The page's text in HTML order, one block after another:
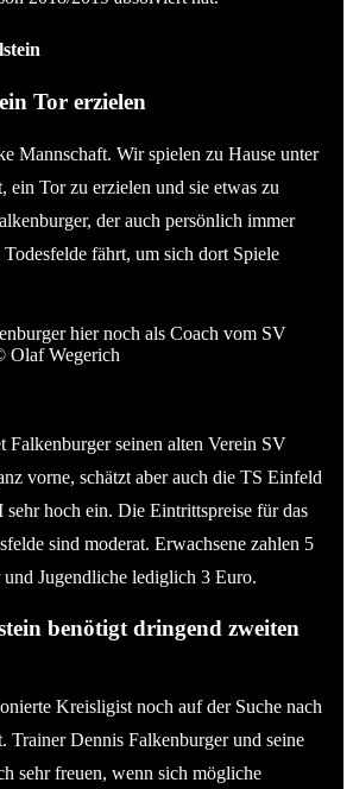
Tor erzielen
Mannschaft. Wir spielen zu Hause unter
Tor zu erzielen und sie etwas zu
der auch persönlich immer
fährt, um sich dort Spiele
Falkenburger seinen alten Verein SV
vorne, schätzt aber auch die TS Einfeld
hoch ein. Die Eintrittspreise für das
sind moderat. Erwachsene zahlen 5
Jugendliche lediglich 3 Euro.
benötigt dringend zweiten
Kreisligist noch auf der Suche nach
Trainer Dennis Falkenburger und seine
sehr freuen, wenn sich mögliche